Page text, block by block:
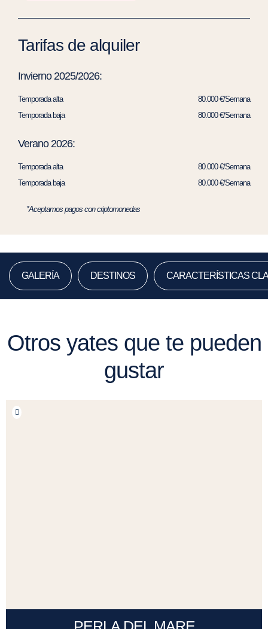
Tarifas de alquiler
Invierno 2025/2026:
Temporada alta
80.000 €/Semana
Temporada baja
80.000 €/Semana
Verano 2026:
Temporada alta
80.000 €/Semana
Temporada baja
80.000 €/Semana
*Aceptamos pagos con criptomonedas
GALERÍA DESTINOS CARACTERÍSTICAS
Otros yates que te pueden
gustar